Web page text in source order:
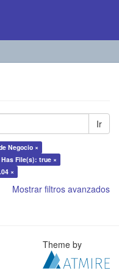
Ir
Negocio ×
Has File(s): true ×
×
Mostrar filtros avanzados
Theme by